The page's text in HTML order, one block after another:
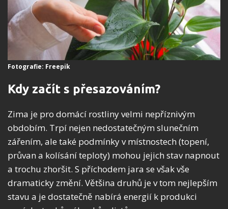
Fotografie: Freepik
Kdy začít s přesazováním?
Zima je pro domácí rostliny velmi nepříznivým
obdobím. Trpí nejen nedostatečným slunečním
zářením, ale také podmínky v místnostech (topení,
průvan a kolísání teploty) mohou jejich stav napnout
a trochu zhoršit. S příchodem jara se však vše
dramaticky změní. Většina druhů je v tom nejlepším
stavu a je dostatečně nabírá energií k produkci